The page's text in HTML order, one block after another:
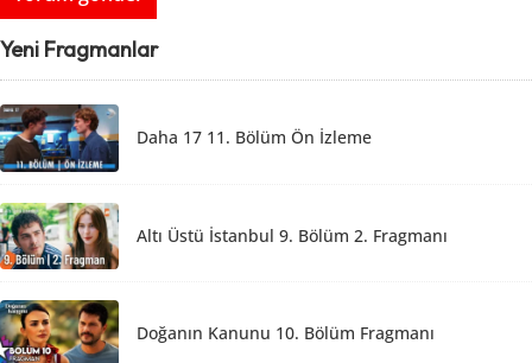
Yeni Fragmanlar
Daha 17 11. Bölüm Ön İzleme
Altı Üstü İstanbul 9. Bölüm 2. Fragmanı
Doğanın Kanunu 10. Bölüm Fragmanı